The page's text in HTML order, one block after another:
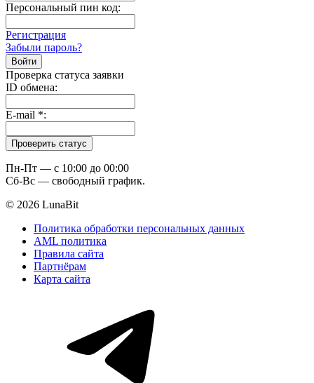
Персональный пин код:
Регистрация
Забыли пароль?
Проверка статуса заявки
ID обмена:
E-mail *:
Пн-Пт — c 10:00 до 00:00
Сб-Вс — свободный график.
© 2026 LunaBit
Политика обработки персональных данных
AML политика
Правила сайта
Партнёрам
Карта сайта